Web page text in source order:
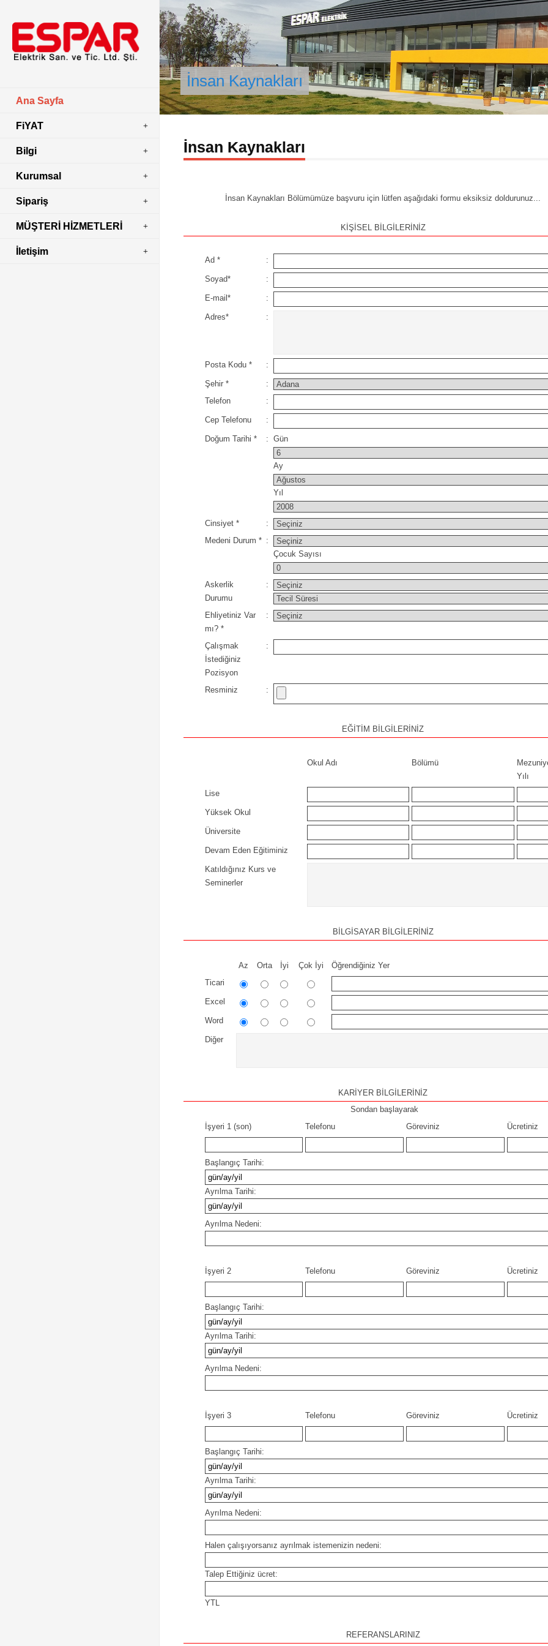
Ana Sayfa
FiYAT
Bilgi
Kurumsal
Sipariş
MÜŞTERİ HİZMETLERİ
İletişim
İnsan Kaynakları
İnsan Kaynakları
İnsan Kaynakları Bölümümüze başvuru için lütfen aşağıdaki formu eksiksiz doldurunuz...
KİŞİSEL BİLGİLERİNİZ
Ad * :
Soyad* :
E-mail * :
Adres* :
Posta Kodu * :
Şehir *
:
Telefon
:
Cep Telefonu :
Doğum Tarihi * : Gün
Ay
Yıl
Cinsiyet *
:
Medeni Durum * :
Çocuk Sayısı
Askerlik
Durumu
:
Ehliyetiniz Var
mı? *
:
Çalışmak
İstediğiniz
Pozisyon
:
Resminiz :
EĞİTİM BİLGİLERİNİZ
Okul Adı Bölümü
Yılı
Lise
Yüksek Okul
Üniversite
Devam Eden Eğitiminiz
Katıldığınız Kurs ve
Seminerler
BİLGİSAYAR BİLGİLERİNİZ
Az Orta İyi Çok İyi
Öğrendiğiniz Yer
Ticari
Excel
Word
Diğer
KARİYER BİLGİLERİNİZ
Sondan başlayarak
İşyeri 1 (son)
Telefonu Göreviniz Ücretiniz
Başlangıç Tarihi:
Ayrılma Tarihi:
Ayrılma Nedeni:
İşyeri 2 Telefonu Göreviniz Ücretiniz
Başlangıç Tarihi:
Ayrılma Tarihi:
Ayrılma Nedeni:
İşyeri 3 Telefonu Göreviniz Ücretiniz
Başlangıç Tarihi:
Ayrılma Tarihi:
Ayrılma Nedeni:
Halen çalışıyorsanız ayrılmak istemenizin nedeni:
Talep Ettiğiniz ücret:
YTL
REFERANSLARINIZ